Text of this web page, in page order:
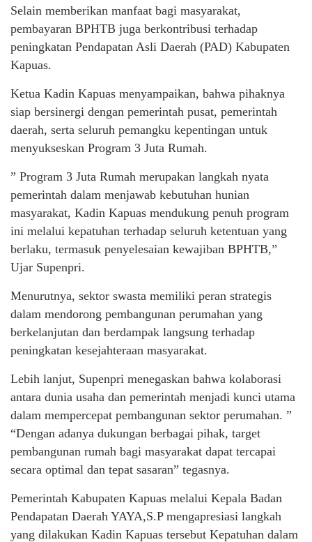
Selain memberikan manfaat bagi masyarakat,
pembayaran BPHTB juga berkontribusi terhadap
peningkatan Pendapatan Asli Daerah (PAD) Kabupaten
Kapuas.
Ketua Kadin Kapuas menyampaikan, bahwa pihaknya
siap bersinergi dengan pemerintah pusat, pemerintah
daerah, serta seluruh pemangku kepentingan untuk
menyukseskan Program 3 Juta Rumah.
” Program 3 Juta Rumah merupakan langkah nyata
pemerintah dalam menjawab kebutuhan hunian
masyarakat, Kadin Kapuas mendukung penuh program
ini melalui kepatuhan terhadap seluruh ketentuan yang
berlaku, termasuk penyelesaian kewajiban BPHTB,”
Ujar Supenpri.
Menurutnya, sektor swasta memiliki peran strategis
dalam mendorong pembangunan perumahan yang
berkelanjutan dan berdampak langsung terhadap
peningkatan kesejahteraan masyarakat.
Lebih lanjut, Supenpri menegaskan bahwa kolaborasi
antara dunia usaha dan pemerintah menjadi kunci utama
dalam mempercepat pembangunan sektor perumahan. ”
“Dengan adanya dukungan berbagai pihak, target
pembangunan rumah bagi masyarakat dapat tercapai
secara optimal dan tepat sasaran” tegasnya.
Pemerintah Kabupaten Kapuas melalui Kepala Badan
Pendapatan Daerah YAYA,S.P mengapresiasi langkah
yang dilakukan Kadin Kapuas tersebut Kepatuhan dalam